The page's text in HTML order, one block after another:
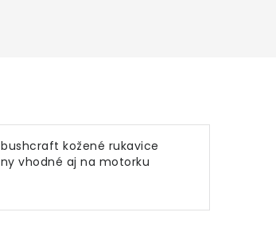
bushcraft kožené rukavice
vhodné aj na motorku